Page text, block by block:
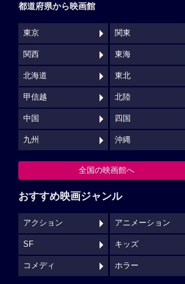
都道府県から映画館
東京 関東
関西 東海
北海道 東北
甲信越 北陸
中国 四国
九州 沖縄
全国の映画館へ
おすすめ映画ジャンル
アクション アニメーション
SF キッズ
コメディ ホラー